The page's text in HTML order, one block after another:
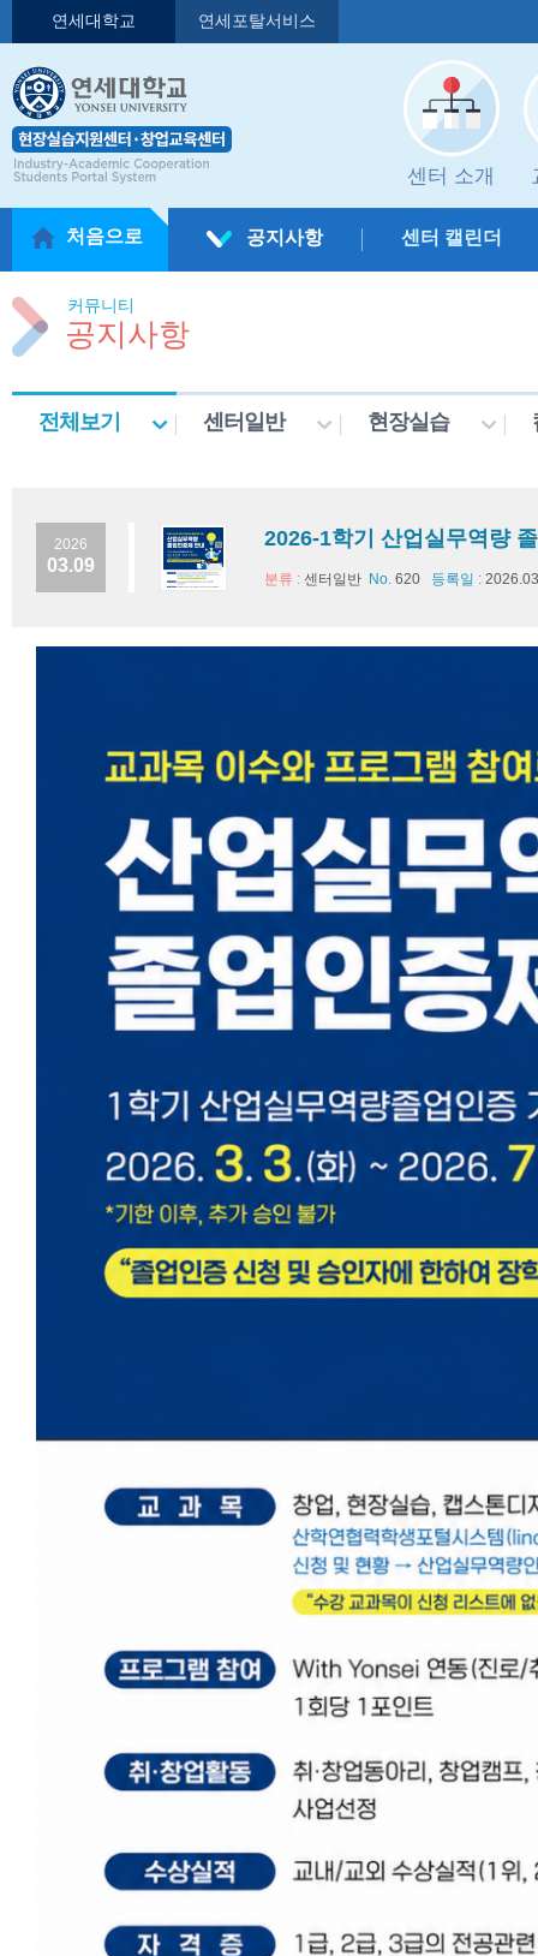
연세대학교 연세포탈서비스
센터 소개
처음으로 공지사항 센터 캘린더
커뮤니티
공지사항
전체보기 센터일반 현장실습
2026
03.09
2026-1학기 산업실무역량
분류 : 센터일반 No. 620 등록일 :